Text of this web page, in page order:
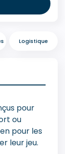
Logistique
pour
ou
pour les
leur jeu.